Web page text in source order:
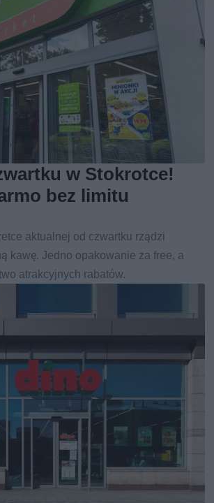
w Stokrotce!
bez limitu
aktualnej od czwartku rządzi
kawę. Jedno opakowanie za free, a
atrakcyjnych rabatów.